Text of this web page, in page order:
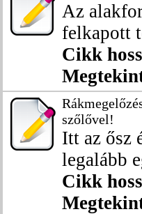
Az
felkapott
Cikk
szőlővel!
Itt az ősz
legalább
Cikk